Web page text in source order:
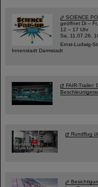
SCIENCE
geöffnet Di – Fr,
12 – 17 Uhr
Sa, 11.07.26,
Ernst-Ludwig-
Innenstadt Darmstadt
FAIR-Trailer:
Rundflug